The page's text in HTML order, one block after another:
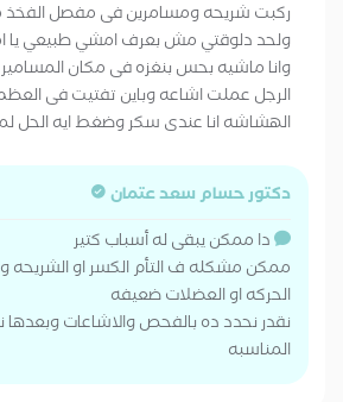
ولحد دلوقتي مش بعرف امشي طبيعي يا اما
وانا ماشيه بحس بنغزه فى مكان
الرجل عملت اشاعه وباين تفتيت فى
الهشاشه انا عندى سكر وضغط ايه الحل
دكتور حسام سعد عتمان
دا ممكن يبقى له أسباب كتير
ممكن مشكله ف التأم الكسر او الشريحه
الحركه او العضلات ضعيفه
نقدر نحدد ده بالفحص والاشاعات
المناسبه